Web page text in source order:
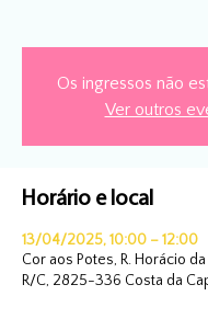
Os ingressos não
Ver outros
Horário e local
13/04/2025, 10:00 – 12:00
Cor aos Potes, R. Horácio
R/C, 2825-336 Costa da